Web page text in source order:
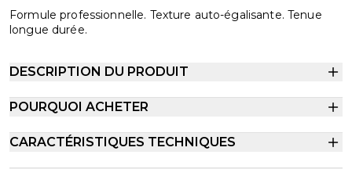
Formule professionnelle. Texture auto-égalisante. Tenue
longue durée.
DESCRIPTION DU PRODUIT
POURQUOI ACHETER
CARACTÉRISTIQUES TECHNIQUES